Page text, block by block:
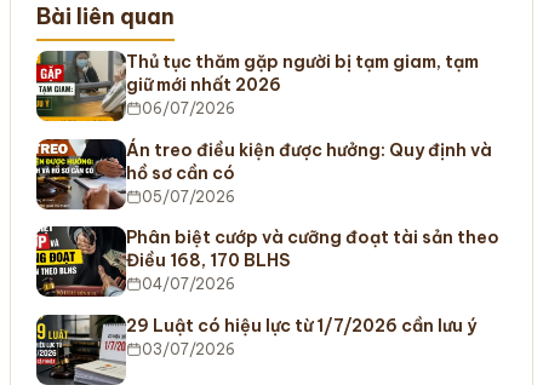
Bài liên quan
Thủ tục thăm gặp người bị tạm giam, tạm
giữ mới nhất 2026
06/07/2026
Án treo điều kiện được hưởng: Quy định và
hồ sơ cần có
05/07/2026
Phân biệt cướp và cưỡng đoạt tài sản theo
Điều 168, 170 BLHS
04/07/2026
29 Luật có hiệu lực từ 1/7/2026 cần lưu ý
03/07/2026